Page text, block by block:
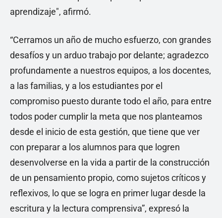
aprendizaje", afirmó.
“Cerramos un año de mucho esfuerzo, con grandes
desafíos y un arduo trabajo por delante; agradezco
profundamente a nuestros equipos, a los docentes,
a las familias, y a los estudiantes por el
compromiso puesto durante todo el año, para entre
todos poder cumplir la meta que nos planteamos
desde el inicio de esta gestión, que tiene que ver
con preparar a los alumnos para que logren
desenvolverse en la vida a partir de la construcción
de un pensamiento propio, como sujetos críticos y
reflexivos, lo que se logra en primer lugar desde la
escritura y la lectura comprensiva”, expresó la